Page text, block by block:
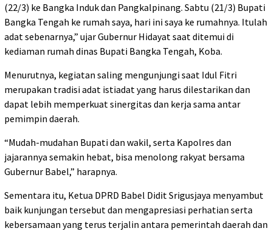
(22/3) ke Bangka Induk dan Pangkalpinang. Sabtu (21/3) Bupati
Bangka Tengah ke rumah saya, hari ini saya ke rumahnya. Itulah
adat sebenarnya,” ujar Gubernur Hidayat saat ditemui di
kediaman rumah dinas Bupati Bangka Tengah, Koba.
Menurutnya, kegiatan saling mengunjungi saat Idul Fitri
merupakan tradisi adat istiadat yang harus dilestarikan dan
dapat lebih memperkuat sinergitas dan kerja sama antar
pemimpin daerah.
“Mudah-mudahan Bupati dan wakil, serta Kapolres dan
jajarannya semakin hebat, bisa menolong rakyat bersama
Gubernur Babel,” harapnya.
Sementara itu, Ketua DPRD Babel Didit Srigusjaya menyambut
baik kunjungan tersebut dan mengapresiasi perhatian serta
kebersamaan yang terus terjalin antara pemerintah daerah dan